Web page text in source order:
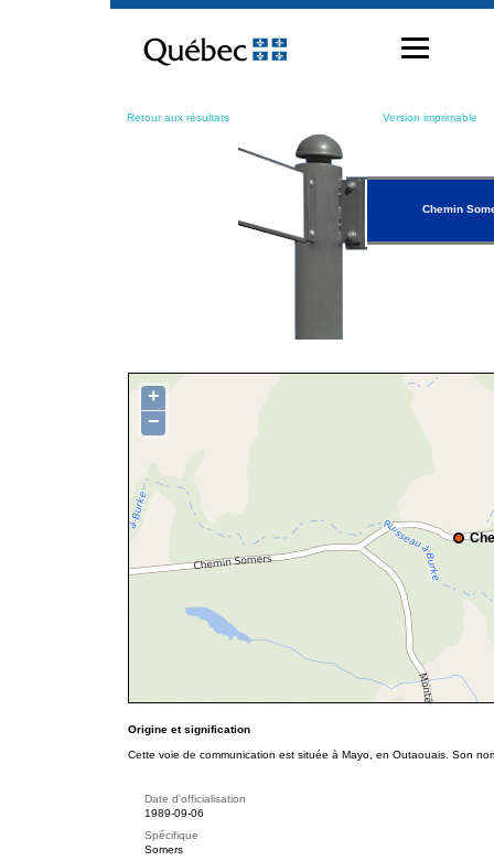
contenu
Retour aux résultats Version imprimable
Chemin
+
−
Origine et signification
Cette voie de communication est située à Mayo, en Outaouais. Son
Date d'officialisation
1989-09-06
Spécifique
Somers